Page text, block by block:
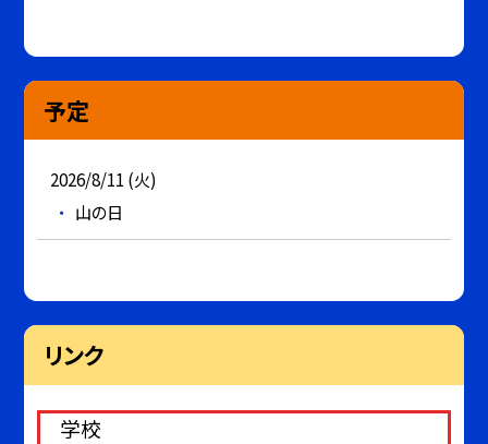
予定
2026/8/11 (火)
山の日
リンク
学校